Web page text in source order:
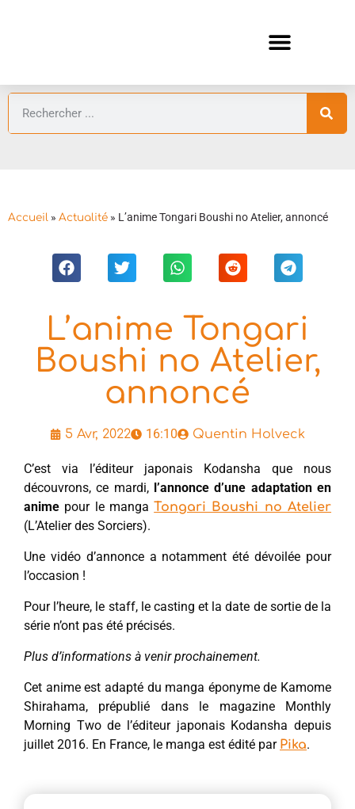
Accueil » Actualité » L’anime Tongari Boushi no Atelier, annoncé
L’anime Tongari
Boushi no Atelier,
annoncé
5 Avr, 2022 16:10 Quentin Holveck
C’est via l’éditeur japonais Kodansha que nous
découvrons, ce mardi, l’annonce d’une adaptation en
anime pour le mangaTongari Boushi no Atelier
(L’Atelier des Sorciers).
Une vidéo d’annonce a notamment été dévoilée pour
l’occasion !
Pour l’heure, le staff, le casting et la date de sortie de la
série n’ont pas été précisés.
Plus d’informations à venir prochainement.
Cet anime est adapté du manga éponyme de Kamome
Shirahama, prépublié dans le magazine Monthly
Morning Two de l’éditeur japonais Kodansha depuis
juillet 2016. En France, le manga est édité par Pika.